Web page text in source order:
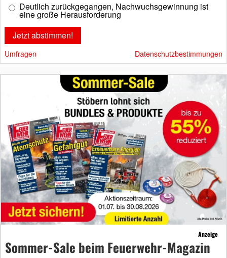
Deutlich zurückgegangen, Nachwuchsgewinnung ist
eine große Herausforderung
Umfragen Datenschutzbestimmungen
Anzeige
Sommer-Sale beim Feuerwehr-Magazin